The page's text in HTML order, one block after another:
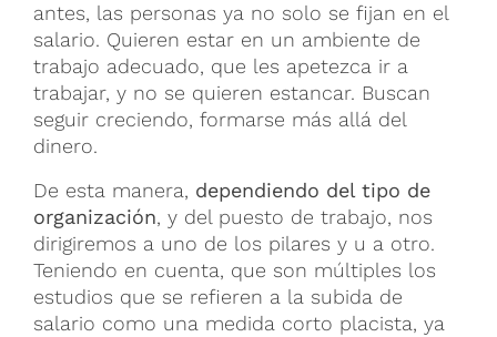
antes, las personas ya no solo se fijan en el
salario. Quieren estar en un ambiente de
trabajo adecuado, que les apetezca ir a
trabajar, y no se quieren estancar. Buscan
seguir creciendo, formarse más allá del
dinero.
De esta manera, dependiendo del tipo de
organización, y del puesto de trabajo, nos
dirigiremos a uno de los pilares y u a otro.
Teniendo en cuenta, que son múltiples los
estudios que se refieren a la subida de
salario como una medida corto placista, ya